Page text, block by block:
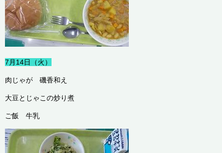
7月14日（火）
肉じゃが 磯香和え
大豆とじゃこの炒り煮
ご飯 牛乳